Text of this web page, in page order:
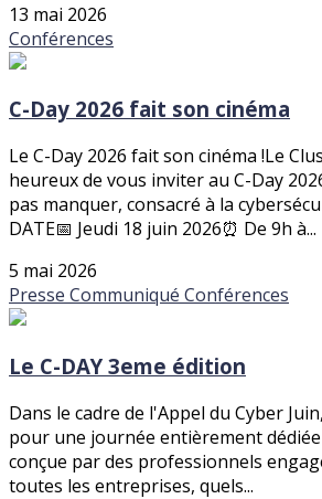
13 mai 2026
Conférences
C-Day 2026 fait son cinéma
Le C-Day 2026 fait son cinéma !Le
heureux de vous inviter au C-Day
pas manquer, consacré à la
DATE📅 Jeudi 18 juin 2026⏰ De 9h à...
5 mai 2026
Presse Communiqué Conférences
Le C-DAY 3eme édition
Dans le cadre de l'Appel du Cyber
pour une journée entièrement
conçue par des professionnels
toutes les entreprises, quels...